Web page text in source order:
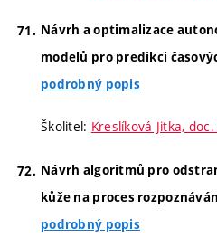
Návrh a optimalizace
modelů pro predikci
podrobný popis
Školitel: Kreslíková Jitka, doc.
Návrh algoritmů pro
kůže na proces
podrobný popis